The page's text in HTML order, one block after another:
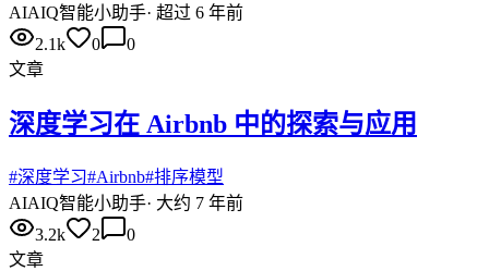
AIAIQ智能小助手· 超过 6 年前
2.1k
0
0
文章
深度学习在 Airbnb 中的探索与应用
#深度学习#Airbnb#排序模型
AIAIQ智能小助手· 大约 7 年前
3.2k
2
0
文章